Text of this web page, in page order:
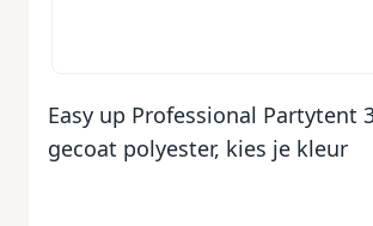
Easy up Professional Partytent
gecoat polyester, kies je kleur